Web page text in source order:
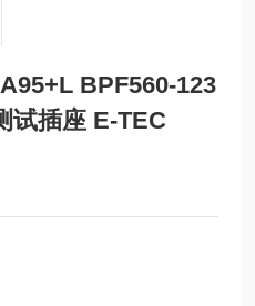
BPF560-123
试插座 E-TEC